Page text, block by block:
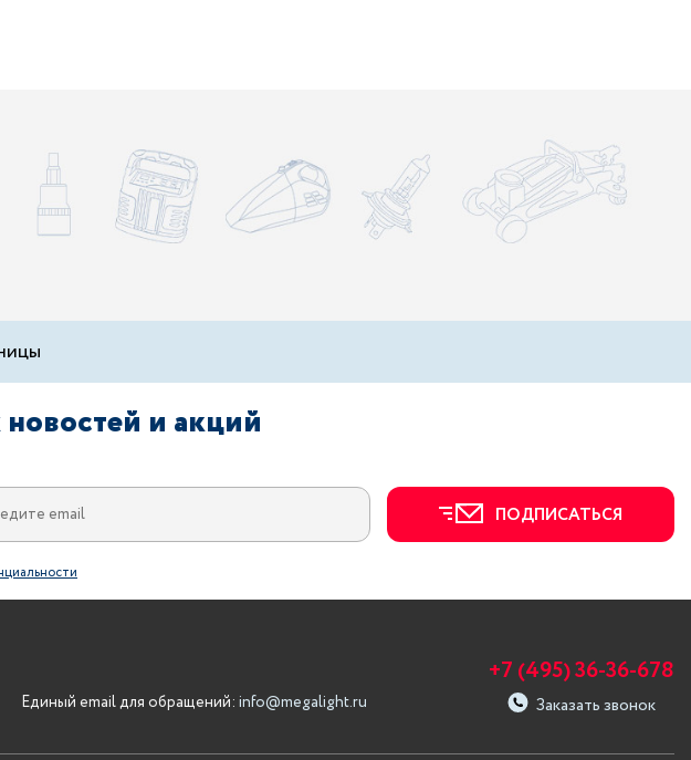
и акций
ПОДПИСАТЬСЯ
Единый email для обращений: info@megalight.ru
+7 (495) 36-36-678
Заказать звонок